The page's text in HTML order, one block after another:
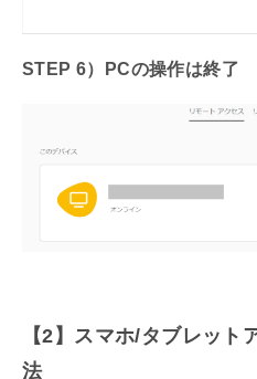
STEP 6）PCの操作は終了
【2】スマホ/タブレット
法